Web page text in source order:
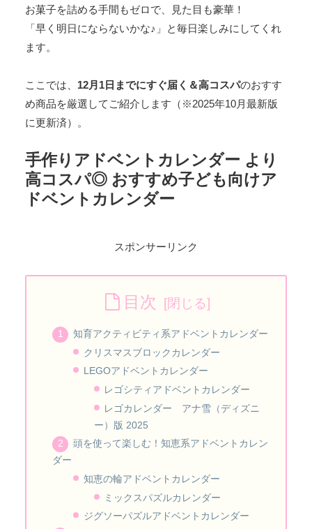
お菓子を詰める手間もゼロで、見た目も豪華！
「早く明日にならないかな♪」と毎日楽しみにしてくれ
ます。
ここでは、 12月1日までにすぐ届く＆高コスパのおすす
め商品を厳選してご紹介します（※2025年10月最新版
に更新済）。
手作りアドベントカレンダー より
高コスパ◎ おすすめ子ども向けア
ドベントカレンダー
スポンサーリンク
目次
知育アクティビティ系アドベントカレンダー
クリスマスブロックカレンダー
LEGOアドベントカレンダー
レゴシティアドベントカレンダー
レゴカレンダー アナ雪（ディズニ
ー）版 2025
頭を使って楽しむ！知恵系アドベントカレン
ダー
知恵の輪アドベントカレンダー
ミックスパズルカレンダー
ジグソーパズルアドベントカレンダー